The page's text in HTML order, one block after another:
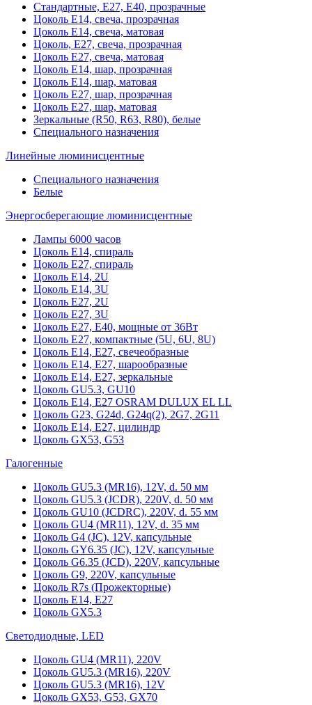
Стандартные, Е27, Е40, прозрачные
Цоколь Е14, свеча, прозрачная
Цоколь Е14, свеча, матовая
Цоколь, Е27, свеча, прозрачная
Цоколь Е27, свеча, матовая
Цоколь Е14, шар, прозрачная
Цоколь Е14, шар, матовая
Цоколь Е27, шар, прозрачная
Цоколь Е27, шар, матовая
Зеркальные (R50, R63, R80), белые
Специального назначения
Линейные люминисцентные
Специального назначения
Белые
Энергосберегающие люминисцентные
Лампы 6000 часов
Цоколь Е14, спираль
Цоколь Е27, спираль
Цоколь Е14, 2U
Цоколь Е14, 3U
Цоколь Е27, 2U
Цоколь Е27, 3U
Цоколь Е27, Е40, мощные от 36Вт
Цоколь Е27, компактные (5U, 6U, 8U)
Цоколь Е14, Е27, свечеобразные
Цоколь Е14, Е27, шарообразные
Цоколь Е14, Е27, зеркальные
Цоколь GU5.3, GU10
Цоколь Е14, Е27 OSRAM DULUX EL LL
Цоколь G23, G24d, G24q(2), 2G7, 2G11
Цоколь Е14, Е27, цилиндр
Цоколь GX53, G53
Галогенные
Цоколь GU5.3 (MR16), 12V, d. 50 мм
Цоколь GU5.3 (JCDR), 220V, d. 50 мм
Цоколь GU10 (JCDRC), 220V, d. 55 мм
Цоколь GU4 (MR11), 12V, d. 35 мм
Цоколь G4 (JC), 12V, капсульные
Цоколь GY6.35 (JC), 12V, капсульные
Цоколь G6.35 (JCD), 220V, капсульные
Цоколь G9, 220V, капсульные
Цоколь R7s (Прожекторные)
Цоколь E14, E27
Цоколь GX5.3
Светодиодные, LED
Цоколь GU4 (MR11), 220V
Цоколь GU5.3 (MR16), 220V
Цоколь GU5.3 (MR16), 12V
Цоколь GX53, G53, GX70